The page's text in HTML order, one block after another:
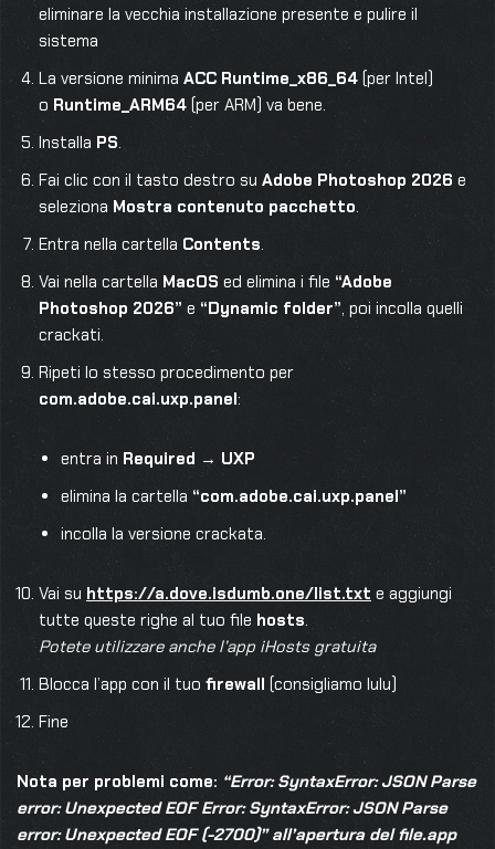
eliminare la vecchia installazione presente e pulire il
sistema
La versione minima ACC Runtime_x86_64 (per Intel)
o Runtime_ARM64 (per ARM) va bene.
Installa PS.
Fai clic con il tasto destro su Adobe Photoshop 2026 e
seleziona Mostra contenuto pacchetto.
Entra nella cartellaContents.
Vai nella cartella MacOS ed elimina i file “Adobe
Photoshop 2026” e “Dynamic folder”, poi incolla quelli
crackati.
Ripeti lo stesso procedimento per
com.adobe.cai.uxp.panel:
entra in Required → UXP
elimina la cartella “com.adobe.cai.uxp.panel”
incolla la versione crackata.
Vai su https://a.dove.isdumb.one/list.txt e aggiungi
tutte queste righe al tuo file hosts.
Potete utilizzare anche l’app iHosts gratuita
Blocca l’app con il tuo firewall (consigliamo lulu)
Fine
Nota per problemi come: “Error: SyntaxError: JSON Parse
error: Unexpected EOF Error: SyntaxError: JSON Parse
error: Unexpected EOF (-2700)” all’apertura del file.app